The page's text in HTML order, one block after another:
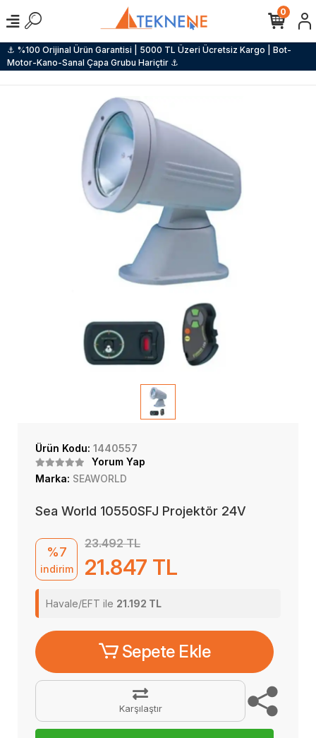
⚓ %100 Orijinal Ürün Garantisi | 5000 TL Üzeri Ücretsiz Kargo | Bot-
Motor-Kano-Sanal Çapa Grubu Hariçtir ⚓
0
Ürün Kodu: 1440557
Yorum Yap
Marka: SEAWORLD
Sea World 10550SFJ Projektör 24V
%7
indirim
23.492 TL
21.847 TL
Havale/EFT ile 21.192 TL
Sepete Ekle
Karşılaştır